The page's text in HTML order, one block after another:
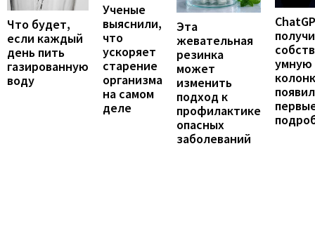
Что будет,
если каждый
день пить
газированную
воду
Ученые
выяснили,
что
ускоряет
старение
организма
на самом
деле
Эта
жевательная
резинка
может
изменить
подход к
профилактике
опасных
заболеваний
умную